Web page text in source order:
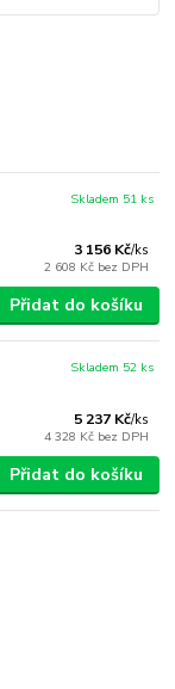
3 156 Kč/ks
2 608 Kč bez DPH
Skladem 51 ks
Přidat do košíku
5 237 Kč/ks
4 328 Kč bez DPH
Skladem 52 ks
Přidat do košíku